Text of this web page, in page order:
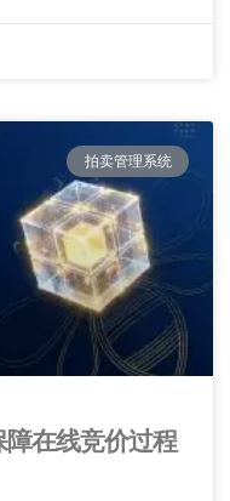
拍卖管理系统
在线竞价过程